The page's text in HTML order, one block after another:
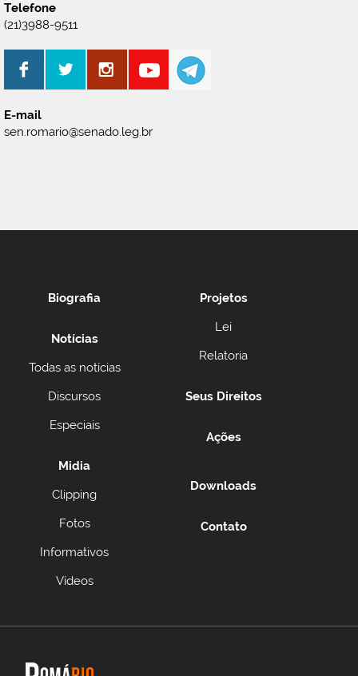
Telefone
(21)3988-9511
E-mail
sen.romario@senado.leg.br
Biografia
Notícias
Todas as notícias
Discursos
Especiais
Midia
Clipping
Fotos
Informativos
Vídeos
Projetos
Lei
Relatoria
Seus Direitos
Ações
Downloads
Contato